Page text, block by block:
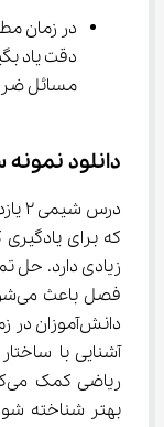
مسائل
دانلود
که برای
آشنایی با
بهتر شناخته